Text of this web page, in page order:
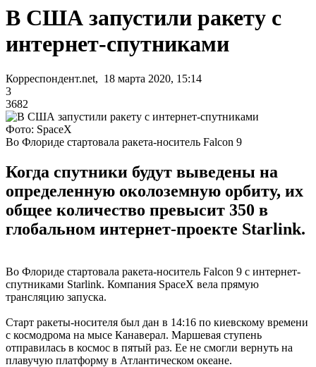
В США запустили ракету с
интернет-спутниками
Корреспондент.net, 18 марта 2020, 15:14
3
3682
Фото: SpaceX
Во Флориде стартовала ракета-носитель Falcon 9
Когда спутники будут выведены на
определенную околоземную орбиту, их
общее количество превысит 350 в
глобальном интернет-проекте Starlink.
Во Флориде стартовала ракета-носитель Falcon 9 с интернет-
спутниками Starlink. Компания SpaceX вела прямую
трансляцию запуска.
Старт ракеты-носителя был дан в 14:16 по киевскому времени
с космодрома на мысе Канаверал. Маршевая ступень
отправилась в космос в пятый раз. Ее не смогли вернуть на
плавучую платформу в Атлантическом океане.